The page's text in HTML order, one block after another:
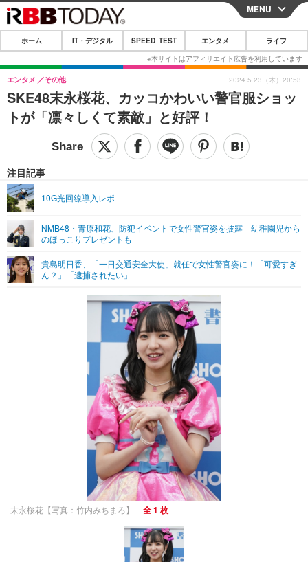
CLOSE
ホーム
IT・デジタル
IT・デジタルTOP スマートフォン
ショッピング その他
SPEED TEST
エンタメTOP 映画・ドラマ
グラビア
ショッピング その他
ライフTOP
その他
リリース一覧
プッシュ通知の停止方法
MENU
ホーム IT・デジタル SPEED TEST エンタメ ライフ
SKE48末永桜花、カッコかわいい警官服ショッ
トが「凛々しくて素敵」と好評！
エンタメ その他
注目記事
10G光回線導入レポ
NMB48・青原和花、防犯イベントで女性警官姿を披露 幼稚園児から
のほっこりプレゼントも
貴島明日香、「一日交通安全大使」就任で女性警官姿に！「可愛すぎ
ん？」「逮捕されたい」
2024.5.23（木）20:53
末永桜花【写真：竹内みちまろ】 全 1 枚